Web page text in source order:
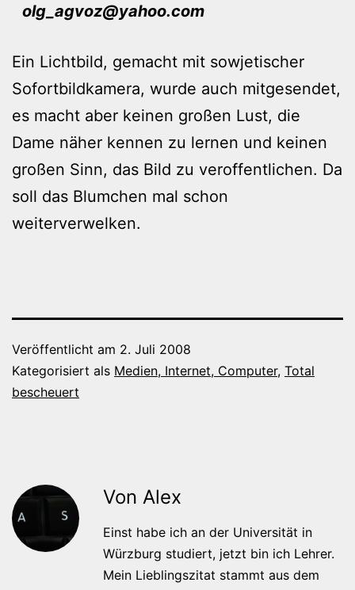
olg_agvoz@yahoo.com
Ein Lichtbild, gemacht mit sowjetischer
Sofortbildkamera, wurde auch mitgesendet,
es macht aber keinen großen Lust, die
Dame näher kennen zu lernen und keinen
großen Sinn, das Bild zu veroffentlichen. Da
soll das Blumchen mal schon
weiterverwelken.
Veröffentlicht am 2. Juli 2008
Kategorisiert als Medien, Internet, Computer, Total
bescheuert
Von Alex
Einst habe ich an der Universität in
Würzburg studiert, jetzt bin ich Lehrer.
Mein Lieblingszitat stammt aus dem